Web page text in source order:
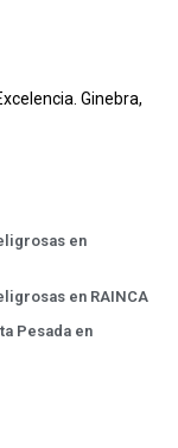
Ginebra,
en
en RAINCA
Pesada en